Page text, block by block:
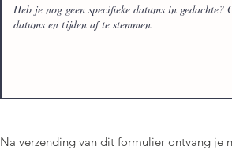
Na verzending van dit formulier ontvang je